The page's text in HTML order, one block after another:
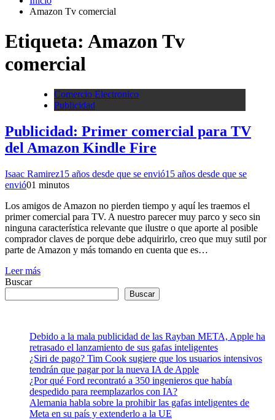
Amazon Tv comercial
Etiqueta: Amazon Tv
comercial
Comercio Electronico
Publicidad
Publicidad: Primer comercial para TV
del Amazon Kindle Fire
Isaac Ramirez15 años desde que se envió15 años desde que se
envió01 minutos
Los amigos de Amazon no pierden tiempo y aquí les traemos el
primer comercial para TV. A nuestro parecer muy parco y seco sin
ninguna característica relevante que ilustre o que aporte al posible
comprador claves de porque debe adquirirlo, creo que muy sutil por
parte de Amazon y más tomando en cuenta que es…
Leer más
Buscar
Buscar
Debido a la mala publicidad de las Rayban META, Apple ha
retrasado el lanzamiento de sus gafas inteligentes
¿Siri de pago? Tim Cook sugiere que los usuarios intensivos
tendrán que pagar por la nueva IA de Apple
¿Por qué Ford recontrató a 350 ingenieros que había
despedido para reemplazarlos con IA?
Alemania habla sobre la prohibir las gafas inteligentes de
Meta en su país y extenderlo a la UE